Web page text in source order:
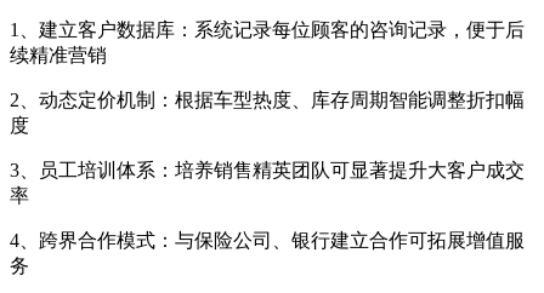
1、建立客户数据库：系统记录每位顾客的咨询记录，便于后
续精准营销
2、动态定价机制：根据车型热度、库存周期智能调整折扣幅
度
3、员工培训体系：培养销售精英团队可显著提升大客户成交
率
4、跨界合作模式：与保险公司、银行建立合作可拓展增值服
务